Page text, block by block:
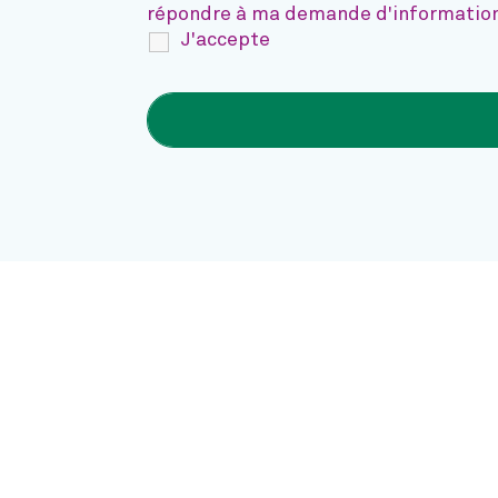
J'accepte
répondre à ma demande